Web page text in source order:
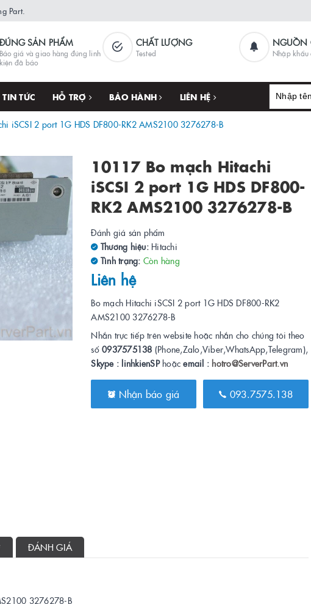
Part.
ĐÚNG SẢN PHẨM
Báo giá và giao hàng đúng linh
kiện đã báo
CHẤT LƯỢNG
Tested
NGUỒN
Nhập khẩu
TIN TỨC HỖ TRỢ BẢO HÀNH LIÊN HỆ
iSCSI 2 port 1G HDS DF800-RK2 AMS2100 3276278-B
10117 Bo mạch Hitachi
iSCSI 2 port 1G HDS DF800-
RK2 AMS2100 3276278-B
Đánh giá sản phẩm
Thương hiệu: Hitachi
Tình trạng: Còn hàng
Liên hệ
Bo mạch Hitachi iSCSI 2 port 1G HDS DF800-RK2
AMS2100 3276278-B
Nhắn trực tiếp trên website hoặc nhắn cho chúng tôi theo
số0937575138 (Phone,Zalo,Viber,WhatsApp,Telegram),
Skype : linhkienSPhoặcemail : hotro@ServerPart.vn
Nhận báo giá 093.7575.138
ĐÁNH GIÁ
3276278-B